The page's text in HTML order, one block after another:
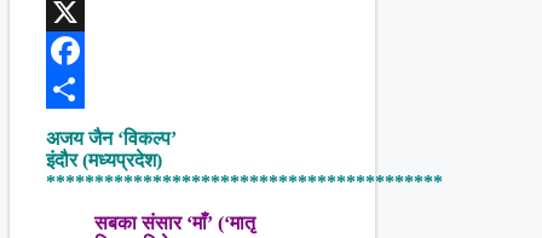
WhatsApp
X
Facebook
Share
अजय जैन ‘विकल्प’
इंदौर (मध्यप्रदेश)
*****************************************
सबका संसार ‘माँ’ (‘मातृ